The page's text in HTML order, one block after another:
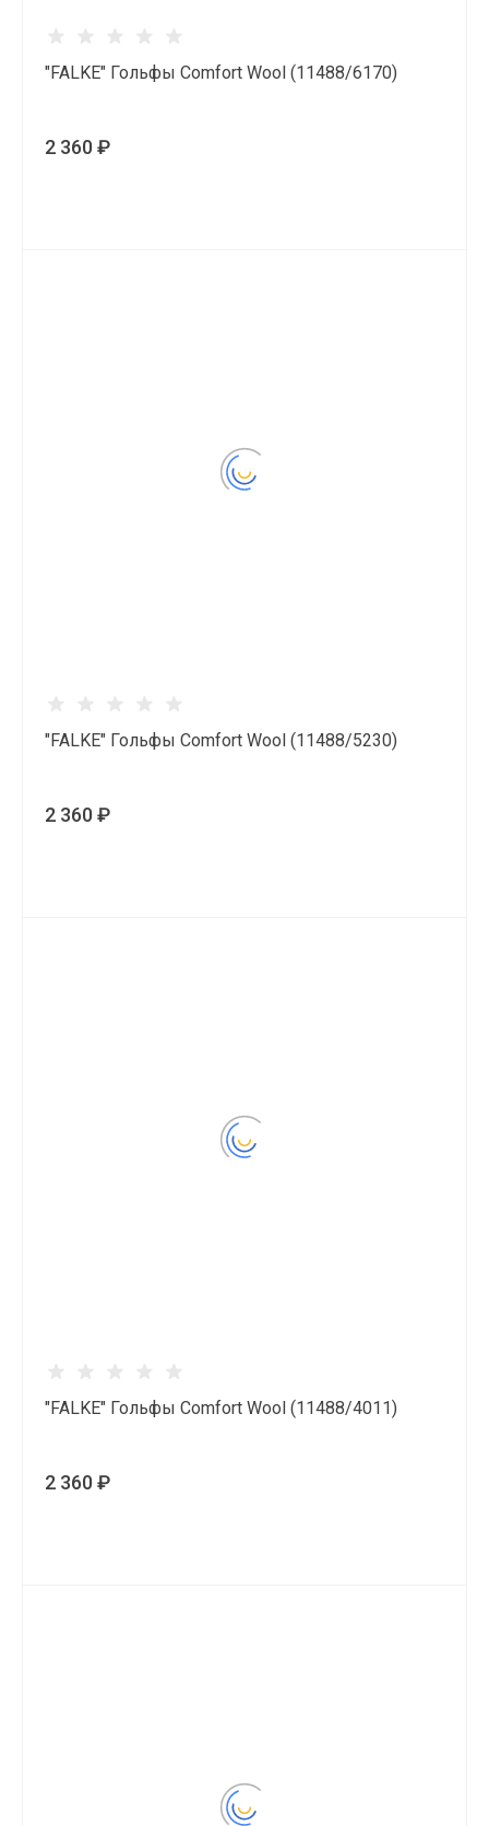
"FALKE" Гольфы Comfort Wool (11488/6170)
2 360 ₽
"FALKE" Гольфы Comfort Wool (11488/5230)
2 360 ₽
"FALKE" Гольфы Comfort Wool (11488/4011)
2 360 ₽